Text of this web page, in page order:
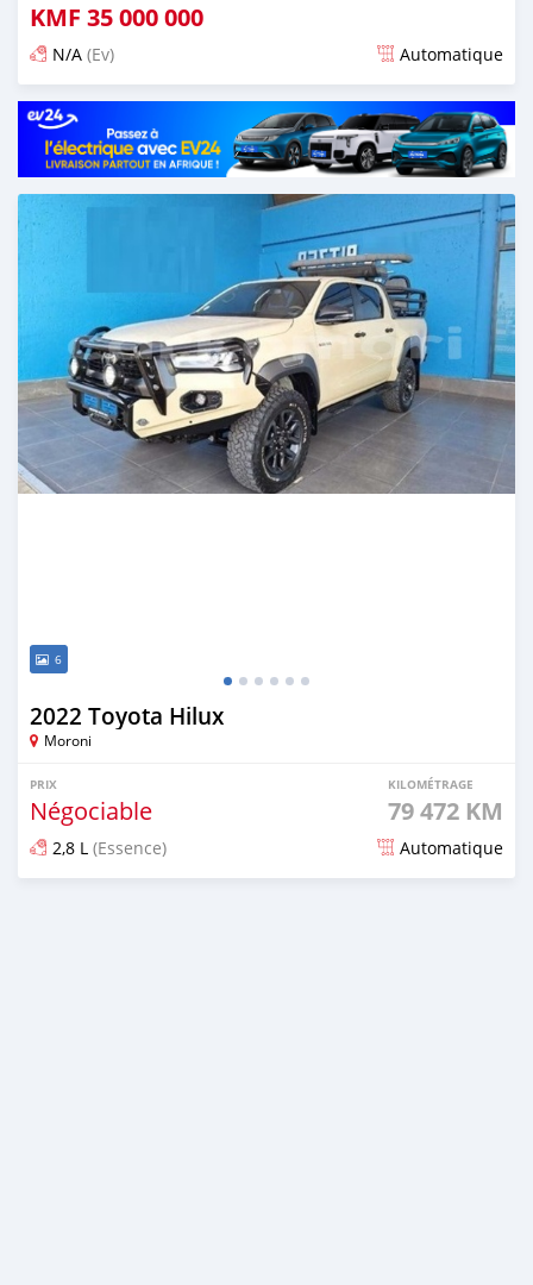
KMF 35 000 000
N/A (Ev) Automatique
Publié il y a plus d'un an
6
2022 Toyota Hilux
Moroni
PRIX
Négociable
KILOMÉTRAGE
79 472 KM
2,8 L (Essence) Automatique